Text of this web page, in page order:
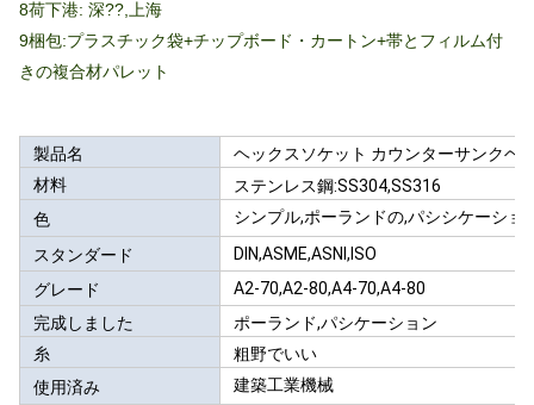
8荷下港: 深??,上海
9梱包:プラスチック袋+チップボード・カートン+帯とフィルム付
きの複合材パレット
製品名
ヘックスソケット カウンターサンクヘ
材料
ステンレス鋼:SS304,SS316
色
シンプル,ポーランドの,パシシケーショ
スタンダード
DIN,ASME,ASNI,ISO
グレード
A2-70,A2-80,A4-70,A4-80
完成しました
ポーランド,パシケーション
糸
粗野でいい
使用済み
建築工業機械